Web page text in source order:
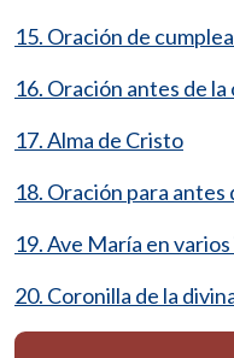
15. Oración de
16. Oración antes de
17. Alma de Cristo
18. Oración para
19. Ave María en
20. Coronilla de la